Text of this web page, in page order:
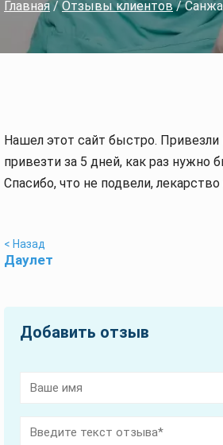
Главная/Отзывы клиентов/
Нашел этот сайт быстро. Привезли
привезти за 5 дней, как раз нужно
Спасибо, что не подвели,
< Назад
Даулет
Добавить отзыв
это
поле